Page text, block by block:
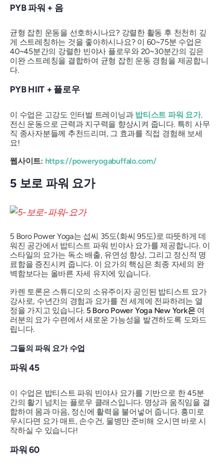
PYB 파워 + 음
균형 잡힌 운동을 선호하시나요? 강렬한 활동 후 천천히 깊
게 스트레칭하는 것을 좋아하시나요? 이 60~75분 수업은
40~45분간의 강렬한 빈야사 플로우와 20~30분간의 깊은
이완 스트레칭을 결합하여 균형 잡힌 운동 경험을 제공합니
다.
PYB HIIT + 플로우
이 수업은 고강도 인터벌 트레이닝과 밥티스트 파워 요가.
전신 운동으로 근력과 지구력을 향상시켜 줍니다. 특히 사무
직 종사자분들께 추천드리며, 그 효과를 직접 경험해 보세
요!
웹사이트: https://poweryogabuffalo.com/
5 보로 파워 요가
5 Boro Power Yoga는 섭씨 35도(화씨 95도)로 따뜻하게 데
워진 공간에서 밥티스트 파워 빈야사 요가를 제공합니다. 이
스타일의 요가는 독소 배출, 유연성 향상, 그리고 정신적 명
료함을 증진시켜 줍니다. 이 요가의 핵심은 최종 자세의 완
벽함보다는 올바른 자세 유지에 있습니다.
카렌 토론은 스튜디오의 소유주이자 공인된 밥티스트 요가
강사로, 수년간의 경험과 요가를 전 세계에 전파하려는 열
정을 가지고 있습니다. 5 Boro Power Yoga New York은여
러분의 요가 수련에서 새로운 가능성을 발견하도록 도와드
립니다.
그들의 파워 요가 수업
파워 45
이 수업은 밥티스트 파워 빈야사 요가를 기반으로 한 45분
간의 활기 넘치는 플로우 클래스입니다. 명상과 움직임을 결
합하여 몸과 마음, 정신에 활력을 불어넣어 줍니다. 흥미로
우시다면 요가 매트, 손수건, 물병만 준비해 오시면 바로 시
작하실 수 있습니다!
파워 60